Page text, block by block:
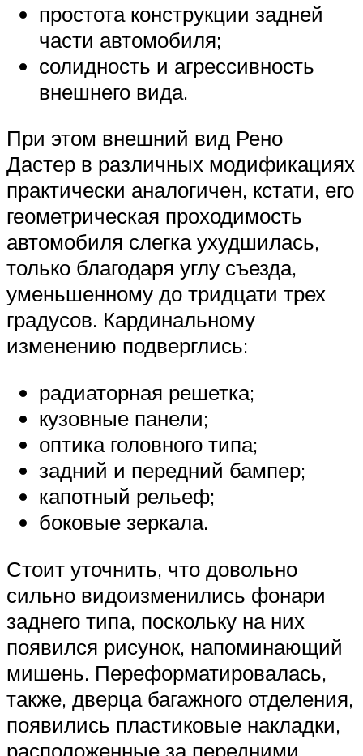
простота конструкции задней
части автомобиля;
солидность и агрессивность
внешнего вида.
При этом внешний вид Рено
Дастер в различных модификациях
практически аналогичен, кстати, его
геометрическая проходимость
автомобиля слегка ухудшилась,
только благодаря углу съезда,
уменьшенному до тридцати трех
градусов. Кардинальному
изменению подверглись:
радиаторная решетка;
кузовные панели;
оптика головного типа;
задний и передний бампер;
капотный рельеф;
боковые зеркала.
Стоит уточнить, что довольно
сильно видоизменились фонари
заднего типа, поскольку на них
появился рисунок, напоминающий
мишень. Переформатировалась,
также, дверца багажного отделения,
появились пластиковые накладки,
расположенные за передними